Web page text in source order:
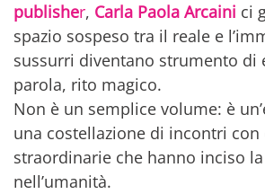
publisher, Carla Paola Arcaini ci
spazio sospeso tra il reale e
sussurri diventano strumento di
parola, rito magico.
Non è un semplice volume: è
una costellazione di incontri con
straordinarie che hanno inciso
nell’umanità.